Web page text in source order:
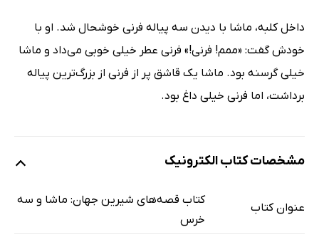
داخل کلبه، ماشا با دیدن سه پیاله فرنی خوشحال شد. او با
خودش گفت: «ممم! فرنی!» فرنی عطر خیلی خوبی می‌داد و ماشا
خیلی گرسنه بود. ماشا یک قاشق پر از فرنی از بزرگ‌ترین پیاله
برداشت، اما فرنی خیلی داغ بود.
مشخصات کتاب الکترونیک
عنوان کتاب
کتاب قصه‌های شیرین جهان: ماشا و سه
خرس